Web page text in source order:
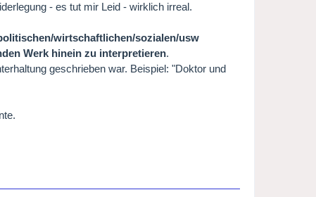
- es tut mir Leid - wirklich irreal.
wirtschaftlichen/sozialen/usw
Werk hinein zu interpretieren.
geschrieben war. Beispiel: "Doktor und